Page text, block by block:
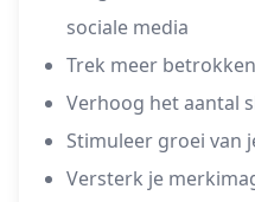
sociale media
Trek meer
Verhoog het aantal
Stimuleer groei van
Versterk je